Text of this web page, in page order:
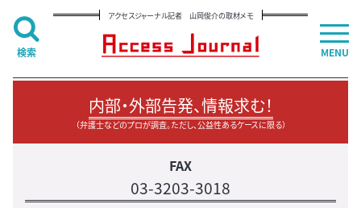
アクセスジャーナル記者 山岡俊介の取材メモ
内部・外部告発、情報求む！
（弁護士などのプロが調査。ただし、公益性あるケースに限る）
FAX
03-3203-3018
MENU
検索